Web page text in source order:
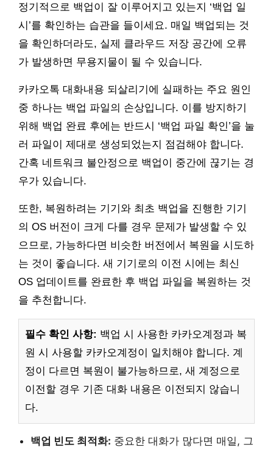
정기적으로 백업이 잘 이루어지고 있는지 ‘백업 일
시’를 확인하는 습관을 들이세요. 매일 백업되는 것
을 확인하더라도, 실제 클라우드 저장 공간에 오류
가 발생하면 무용지물이 될 수 있습니다.
카카오톡 대화내용 되살리기에 실패하는 주요 원인
중 하나는 백업 파일의 손상입니다. 이를 방지하기
위해 백업 완료 후에는 반드시 ‘백업 파일 확인’을 눌
러 파일이 제대로 생성되었는지 점검해야 합니다.
간혹 네트워크 불안정으로 백업이 중간에 끊기는 경
우가 있습니다.
또한, 복원하려는 기기와 최초 백업을 진행한 기기
의 OS 버전이 크게 다를 경우 문제가 발생할 수 있
으므로, 가능하다면 비슷한 버전에서 복원을 시도하
는 것이 좋습니다. 새 기기로의 이전 시에는 최신
OS 업데이트를 완료한 후 백업 파일을 복원하는 것
을 추천합니다.
필수 확인 사항: 백업 시 사용한 카카오계정과 복
원 시 사용할 카카오계정이 일치해야 합니다. 계
정이 다르면 복원이 불가능하므로, 새 계정으로
이전할 경우 기존 대화 내용은 이전되지 않습니
다.
백업 빈도 최적화: 중요한 대화가 많다면 매일, 그